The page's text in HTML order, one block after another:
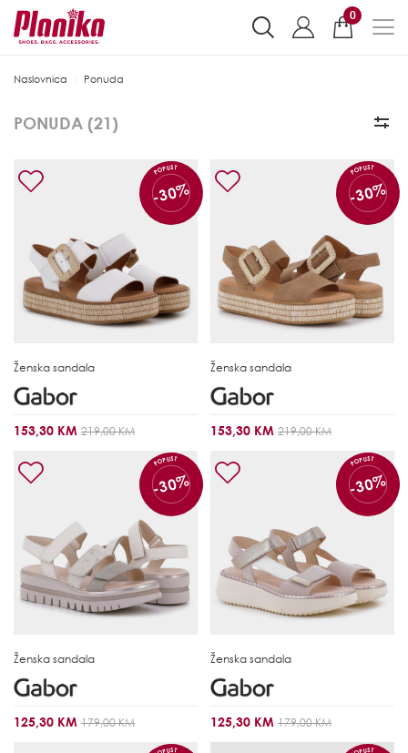
0
Naslovnica Ponuda
PONUDA (21)
POPUST
-30%
Ženska sandala
153,30 KM 219,00 KM
POPUST
-30%
Ženska sandala
153,30 KM 219,00 KM
POPUST
-30%
Ženska sandala
125,30 KM 179,00 KM
POPUST
-30%
Ženska sandala
125,30 KM 179,00 KM